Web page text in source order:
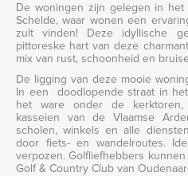
De woningen zijn gelegen in het
Schelde, waar wonen een
zult vinden! Deze idyllische
pittoreske hart van deze
mix van rust, schoonheid en
De ligging van deze mooie
In een doodlopende straat in
het ware onder de
kasseien van de Vlaamse
scholen, winkels en alle
door fiets- en wandelroutes.
verpozen. Golfliefhebbers
Golf & Country Club van